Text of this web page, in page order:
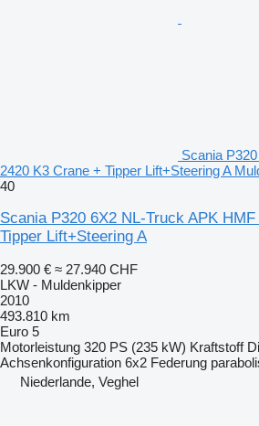
Scania
2420 K3 Crane + Tipper Lift+Steering A
40
Scania P320 6X2 NL-Truck APK
Tipper Lift+Steering A
29.900 € ≈ 27.940 CHF
LKW - Muldenkipper
2010
493.810 km
Euro 5
Motorleistung 320 PS (235 kW) Kraftstoff
Achsenkonfiguration 6x2 Federung
Niederlande, Veghel